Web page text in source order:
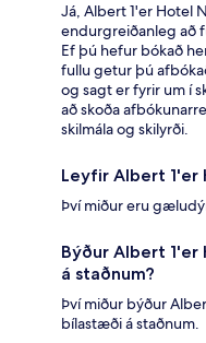
Já, Albert 1'er Hotel
endurgreiðanleg að
Ef þú hefur bókað
fullu getur þú
og sagt er fyrir um í
að skoða
skilmála og skilyrði.
Leyfir Albert 1'er
Því miður eru
Býður Albert
á staðnum?
Því miður býður
bílastæði á staðnum.